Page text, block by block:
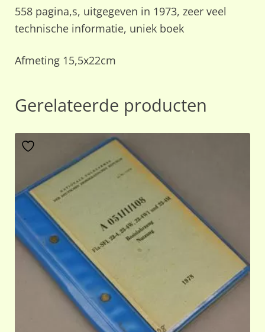
558 pagina,s, uitgegeven in 1973, zeer veel
technische informatie, uniek boek
Afmeting 15,5x22cm
Gerelateerde producten